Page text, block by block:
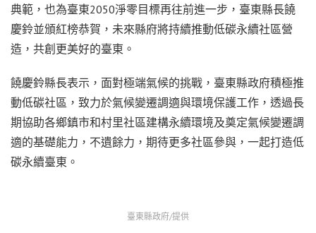
典範，也為臺東2050淨零目標再往前進一步，臺東縣長饒
慶鈴並頒紅榜恭賀，未來縣府將持續推動低碳永續社區營
造，共創更美好的臺東。
饒慶鈴縣長表示，面對極端氣候的挑戰，臺東縣政府積極推
動低碳社區，致力於氣候變遷調適與環境保護工作，透過長
期協助各鄉鎮市和村里社區建構永續環境及奠定氣候變遷調
適的基礎能力，不遺餘力，期待更多社區參與，一起打造低
碳永續臺東。
臺東縣政府/提供